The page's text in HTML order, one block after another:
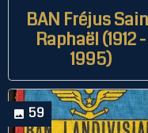
BAN Fréjus
Raphaël (1912 -
1995)
59